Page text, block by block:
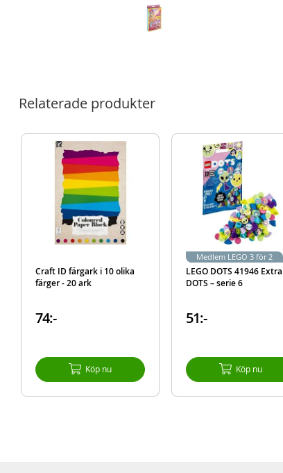
Relaterade produkter
Craft ID färgark i 10 olika
färger - 20 ark
74:-
Köp nu
LEGO DOTS 41946 Extra
DOTS – serie 6
51:-
Köp nu
Medlem LEGO 3 för 2